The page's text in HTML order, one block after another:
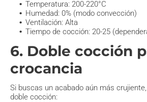
Temperatura: 200-220°C
Humedad: 0% (modo convección)
Ventilación: Alta
Tiempo de cocción: 20-25
6. Doble cocción
crocancia
Si buscas un acabado aún más
doble cocción: